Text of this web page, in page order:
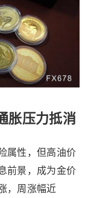
胀压力抵消
属性，但高油价
前景，成为金价
，周涨幅近